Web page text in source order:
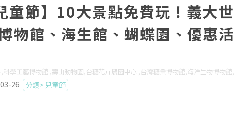
童節】10大景點免費玩！義大世
物館、海生館、蝴蝶園、優惠活
學工藝博物館 ,壽山動物園,台糖花卉農園中心 ,台灣糖業博物館,海洋生物博物館,
26 分類> 兒童節